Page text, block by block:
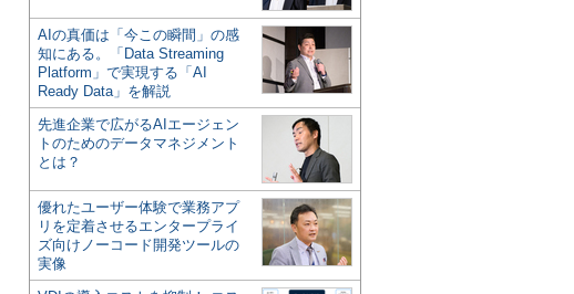
AIの真価は「今この瞬間」の感
知にある。「Data Streaming
Platform」で実現する「AI
Ready Data」を解説
先進企業で広がるAIエージェン
トのためのデータマネジメント
とは？
優れたユーザー体験で業務アプ
リを定着させるエンタープライ
ズ向けノーコード開発ツールの
実像